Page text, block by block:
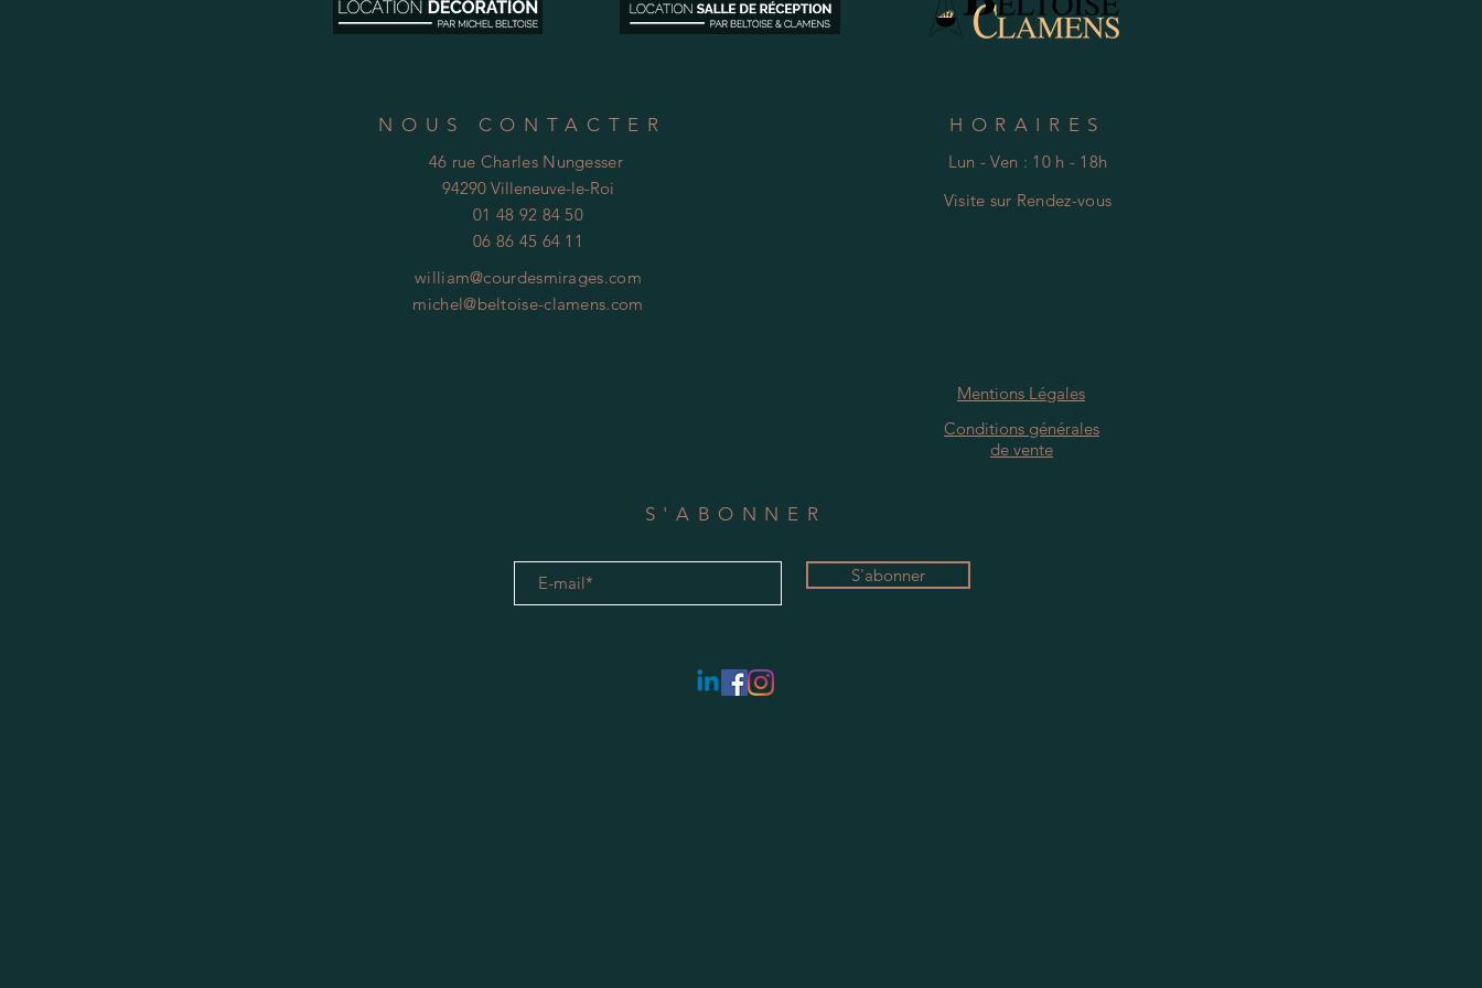
NOUS CONTACTER
46 rue Charles Nungesser
94290 Villeneuve-le-Roi
01 48 92 84 50
06 86 45 64 11
william@courdesmirages.com
michel@beltoise-clamens.com
HORAIRES
Lun - Ven : 10 h - 18h
Visite sur Rendez-vous
Mentions Légales
Conditions générales
de vente
S'ABONNER
S'abonner